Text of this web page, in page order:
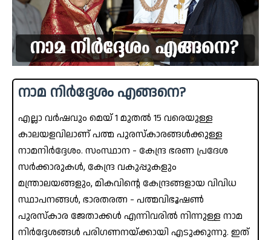
നാമ നിർദ്ദേശം എങ്ങനെ?
എല്ലാ വർഷവും മെയ് 1 മുതൽ 15 വരെയുള്ള
കാലയളവിലാണ് പത്മ പുരസ്കാരങ്ങൾക്കുള്ള
നാമനിർദ്ദേശം. സംസ്ഥാന - കേന്ദ്ര ഭരണ പ്രദേശ
സർക്കാരുകൾ, കേന്ദ്ര വകുപ്പുകളും
മന്ത്രാലയങ്ങളും, മികവിന്റെ കേന്ദ്രങ്ങളായ വിവിധ
സ്ഥാപനങ്ങൾ, ഭാരതരത്ന - പത്മവിഭൂഷൺ
പുരസ്‌കാര ജേതാക്കൾ എന്നിവരിൽ നിന്നുള്ള നാമ
നിർദ്ദേശങ്ങൾ പരിഗണനയ്ക്കായി എടുക്കുന്നു. ഇത്